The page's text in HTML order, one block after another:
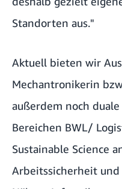
Standorten aus."
Aktuell bieten wir
Mechantronikerin
außerdem noch
Bereichen BWL/
Sustainable Science
Arbeitssicherheit